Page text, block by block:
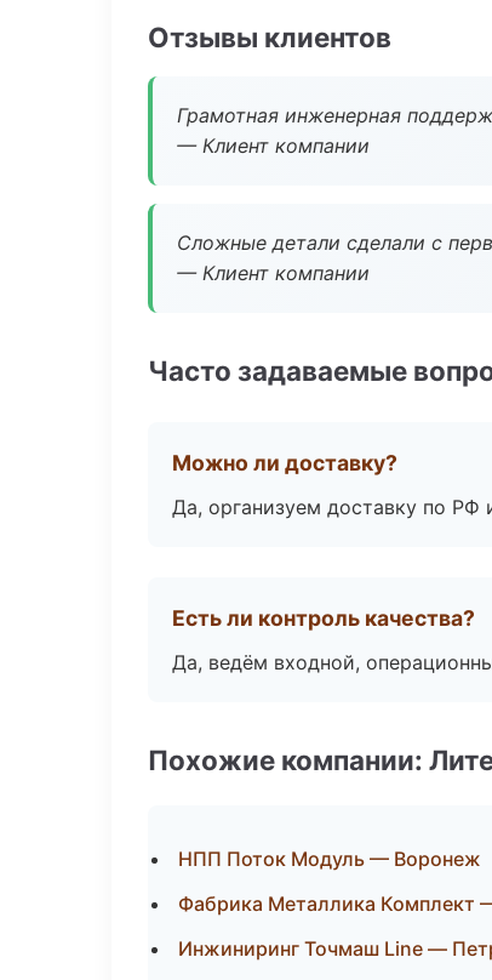
Отзывы клиентов
Грамотная инженерная
— Клиент компании
Сложные детали сделали с
— Клиент компании
Часто задаваемые
Можно ли доставку?
Да, организуем доставку по
Есть ли контроль качества?
Да, ведём входной,
Похожие компании:
НПП Поток Модуль — Воронеж
Фабрика Металлика Комплект
Инжиниринг Точмаш Line —